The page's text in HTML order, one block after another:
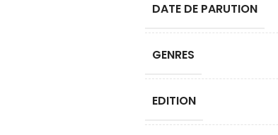
DATE DE PARUTION
GENRES
EDITION